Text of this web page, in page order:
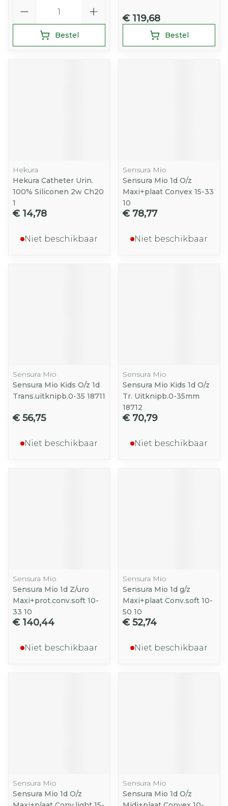
Bestel
€ 119,68
Bestel
Hekura
Hekura Catheter Urin.
100% Siliconen 2w Ch20
1
€ 14,78
Niet beschikbaar
Sensura Mio
Sensura Mio 1d O/z
Maxi+plaat Convex 15-33
10
€ 78,77
Niet beschikbaar
Sensura Mio
Sensura Mio Kids O/z 1d
Trans.uitknipb.0-35 18711
€ 56,75
Niet beschikbaar
Sensura Mio
Sensura Mio Kids 1d O/z
Tr. Uitknipb.0-35mm
18712
€ 70,79
Niet beschikbaar
Sensura Mio
Sensura Mio 1d Z/uro
Maxi+prot.conv.soft 10-
33 10
€ 140,44
Niet beschikbaar
Sensura Mio
Sensura Mio 1d g/z
Maxi+plaat Conv.soft 10-
50 10
€ 52,74
Niet beschikbaar
Sensura Mio
Sensura Mio 1d O/z
Sensura Mio
Sensura Mio 1d O/z